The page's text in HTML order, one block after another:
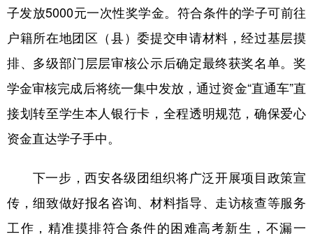
子发放5000元一次性奖学金。符合条件的学子可前往
户籍所在地团区（县）委提交申请材料，经过基层摸
排、多级部门层层审核公示后确定最终获奖名单。奖
学金审核完成后将统一集中发放，通过资金“直通车”直
接划转至学生本人银行卡，全程透明规范，确保爱心
资金直达学子手中。
下一步，西安各级团组织将广泛开展项目政策宣
传，细致做好报名咨询、材料指导、走访核查等服务
工作，精准摸排符合条件的困难高考新生，不漏一